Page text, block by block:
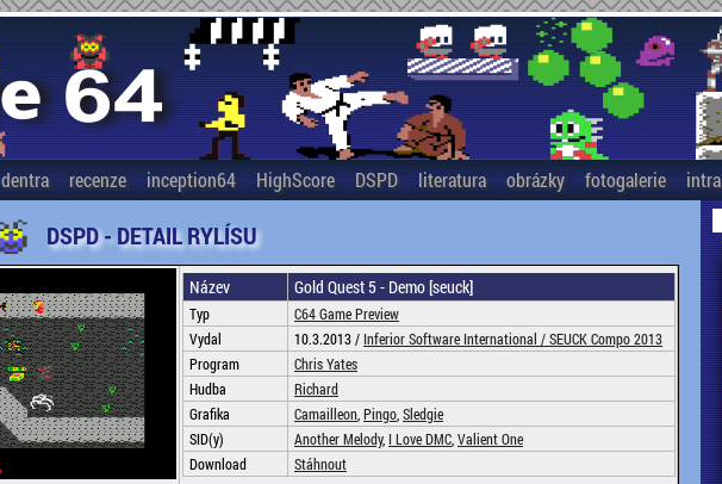
dentra recenze inception64 HighScore DSPD literatura obrázky fotogalerie intra
DSPD - DETAIL RYLÍSU
Název Gold Quest 5 - Demo [seuck]
Typ
C64 Game Preview
Vydal
10.3.2013 / Inferior Software International /SEUCK Compo 2013
Program
Chris Yates
Hudba
Richard
Grafika
Camailleon Pingo Sledgie
SID(y)
Another Melody, I Love DMC Valient One
Download
Stáhnout